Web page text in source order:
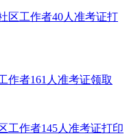
区工作者40人准考证打
作者161人准考证领取
工作者145人准考证打印